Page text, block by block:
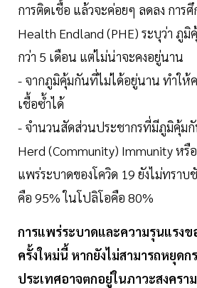
การติดเชื้อ แล้วจะค่อยๆ ลดลง การ
Health Endland (PHE) ระบุว่า ภู
กว่า 5 เดือน แต่ไม่น่าจะคงอยู่นาน
- จากภูมิคุ้มกันที่ไม่ได้อยู่นาน ทำให้
เชื้อซ้ำได้
- จำนวนสัดส่วนประชากรที่มีภูมิคุ้ม
Herd (Community) Immunity หรื
แพร่ระบาดของโควิด 19 ยังไม่ทรา
คือ 95% ในโปลิโอคือ 80%
การแพร่ระบาดและความรุนแรงข
ครั้งใหม่นี้ หากยังไม่สามารถหยุด
ประเทศอาจตกอยู่ในภาวะสงครา